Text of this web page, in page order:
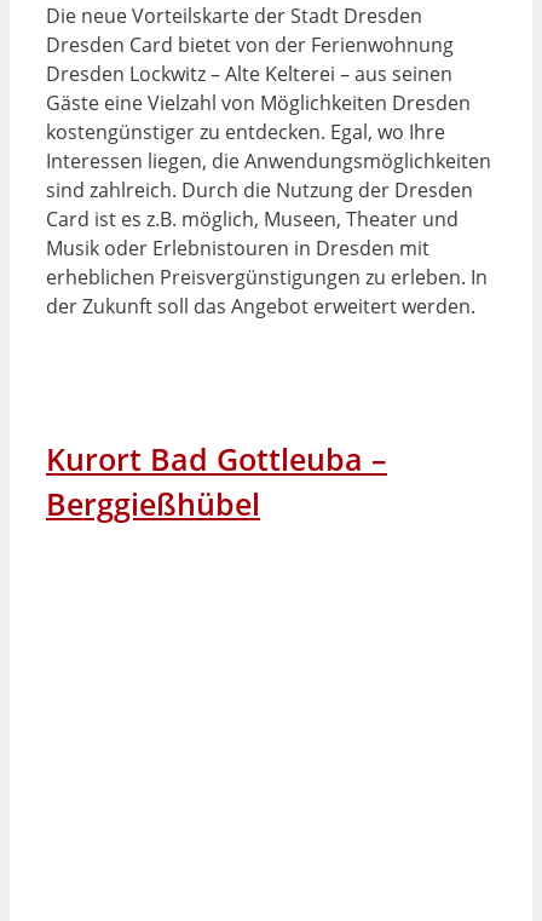
Die neue Vorteilskarte der Stadt Dresden
Dresden Card bietet von der Ferienwohnung
Dresden Lockwitz – Alte Kelterei – aus seinen
Gäste eine Vielzahl von Möglichkeiten Dresden
kostengünstiger zu entdecken. Egal, wo Ihre
Interessen liegen, die Anwendungsmöglichkeiten
sind zahlreich. Durch die Nutzung der Dresden
Card ist es z.B. möglich, Museen, Theater und
Musik oder Erlebnistouren in Dresden mit
erheblichen Preisvergünstigungen zu erleben. In
der Zukunft soll das Angebot erweitert werden.
Kurort Bad Gottleuba –
Berggießhübel